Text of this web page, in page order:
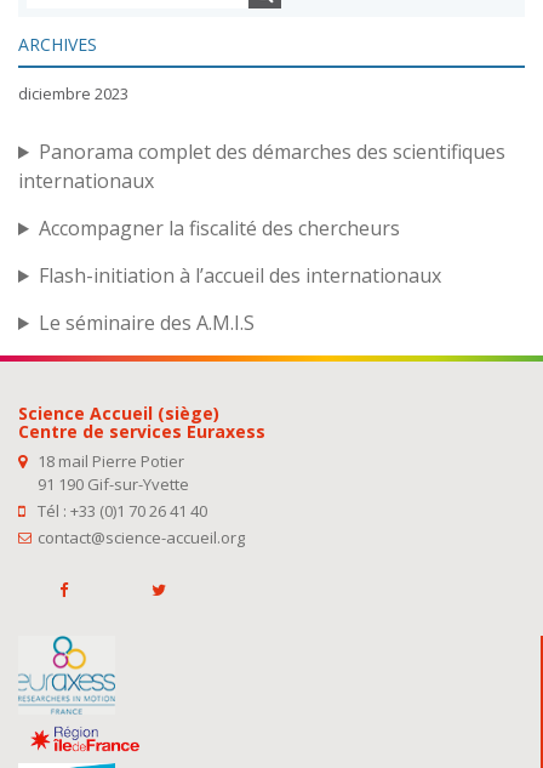
ARCHIVES
diciembre 2023
Panorama complet des démarches des scientifiques
internationaux
Accompagner la fiscalité des chercheurs
Flash-initiation à l’accueil des internationaux
Le séminaire des A.M.I.S
Science Accueil (siège)
Centre de services Euraxess
18 mail Pierre Potier
91 190 Gif-sur-Yvette
Tél : +33 (0)1 70 26 41 40
contact@science-accueil.org